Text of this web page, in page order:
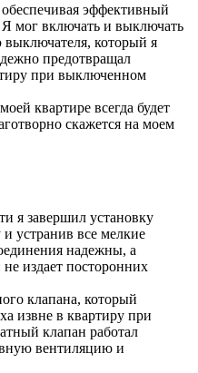
эффективный
Я мог включать и выключать
который я
предотвращал
при выключенном
квартире всегда будет
скажется на моем
я завершил установку
устранив все мелкие
надежны, а
издает посторонних
клапана, который
извне в квартиру при
клапан работал
вентиляцию и